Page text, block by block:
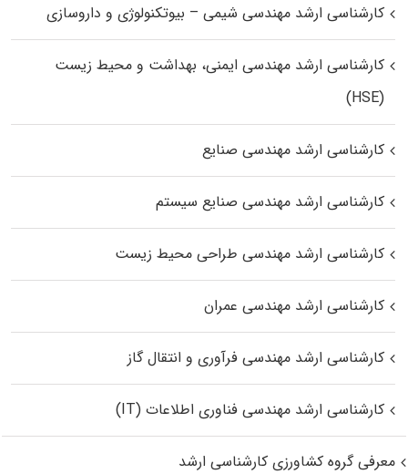
کارشناسی ارشد مهندسی شیمی – بیوتکنولوژی و داروسازی
کارشناسی ارشد مهندسی ایمنی، بهداشت و محیط زیست
(HSE)
کارشناسی ارشد مهندسی صنایع
کارشناسی ارشد مهندسی صنایع سیستم
کارشناسی ارشد مهندسی طراحی محیط زیست
کارشناسی ارشد مهندسی عمران
کارشناسی ارشد مهندسی فرآوری و انتقال گاز
کارشناسی ارشد مهندسی فناوری اطلاعات (IT)
معرفی گروه کشاورزی کارشناسی ارشد